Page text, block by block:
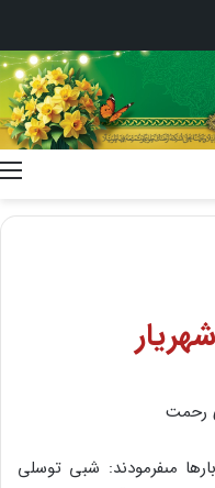
رحمت
مى‏فرمودند: شبى توسلى